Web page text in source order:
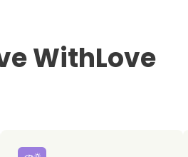
WithLove